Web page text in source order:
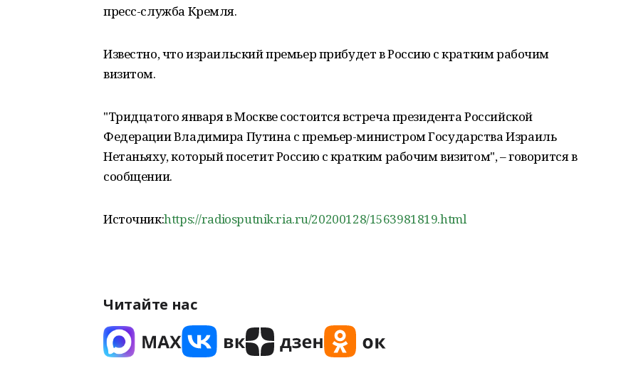
пресс-служба Кремля.
Известно, что израильский премьер прибудет в Россию с кратким рабочим
визитом.
"Тридцатого января в Москве состоится встреча президента Российской
Федерации Владимира Путина с премьер-министром Государства Израиль
Нетаньяху, который посетит Россию с кратким рабочим визитом", – говорится в
сообщении.
Источник:https://radiosputnik.ria.ru/20200128/1563981819.html
Читайте нас